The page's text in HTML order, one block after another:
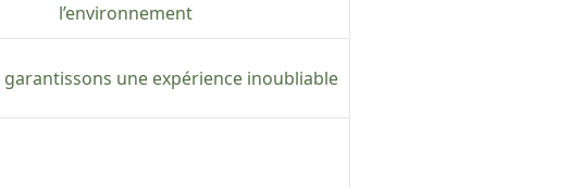
l’environnement
garantissons une expérience inoubliable